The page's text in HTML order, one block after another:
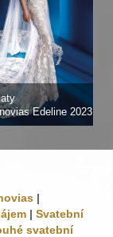
Edeline 2023
|
| Svatební
svatební